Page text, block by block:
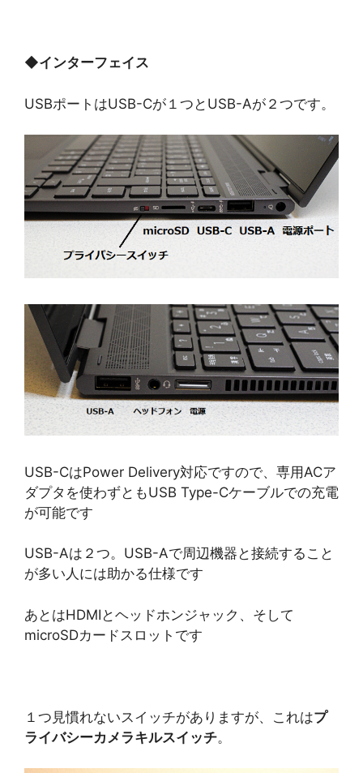
◆インターフェイス
USBポートはUSB-Cが１つとUSB-Aが２つです。
USB-CはPower Delivery対応ですので、専用ACア
ダプタを使わずともUSB Type-Cケーブルでの充電
が可能です
USB-Aは２つ。USB-Aで周辺機器と接続すること
が多い人には助かる仕様です
あとはHDMIとヘッドホンジャック、そして
microSDカードスロットです
１つ見慣れないスイッチがありますが、これはプ
ライバシーカメラキルスイッチ。